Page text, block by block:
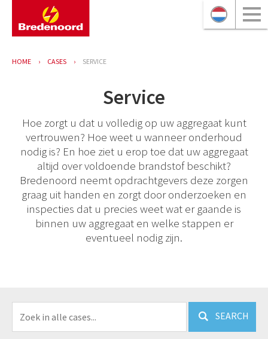
HOME CASES SERVICE
Service
Hoe zorgt u dat u volledig op uw aggregaat kunt
vertrouwen? Hoe weet u wanneer onderhoud
nodig is? En hoe ziet u erop toe dat uw aggregaat
altijd over voldoende brandstof beschikt?
Bredenoord neemt opdrachtgevers deze zorgen
graag uit handen en zorgt door onderzoeken en
inspecties dat u precies weet wat er gaande is
binnen uw aggregaat en welke stappen er
eventueel nodig zijn.
SEARCH